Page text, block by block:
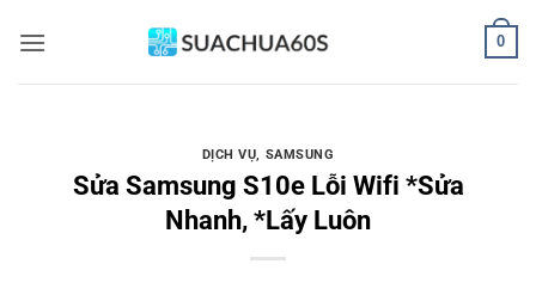
qua
0
DỊCH VỤ, SAMSUNG
Sửa Samsung S10e Lỗi Wifi *Sửa
Nhanh, *Lấy Luôn